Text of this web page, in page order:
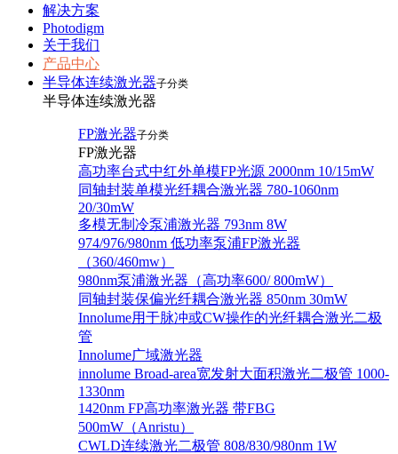
解决方案
Photodigm
关于我们
产品中心
半导体连续激光器子分类
半导体连续激光器
FP激光器子分类
FP激光器
高功率台式中红外单模FP光源 2000nm 10/15mW
同轴封装单模光纤耦合激光器 780-1060nm
20/30mW
多模无制冷泵浦激光器 793nm 8W
974/976/980nm 低功率泵浦FP激光器
（360/460mw）
980nm泵浦激光器（高功率600/ 800mW）
同轴封装保偏光纤耦合激光器 850nm 30mW
Innolume用于脉冲或CW操作的光纤耦合激光二极
管
Innolume广域激光器
innolume Broad-area宽发射大面积激光二极管 1000-
1330nm
1420nm FP高功率激光器 带FBG
500mW（Anristu）
CWLD连续激光二极管 808/830/980nm 1W